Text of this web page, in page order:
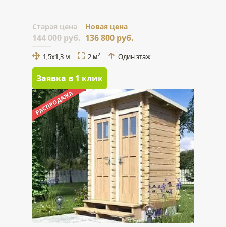
Cтарая цена
144 000 руб.
Новая цена
136 800 руб.
1,5x1,3 м 2 м2 Один этаж
Заявка в 1 клик